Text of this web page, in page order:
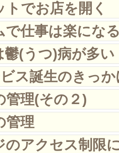
でお店を開く
で仕事は楽にな
鬱(うつ)病が多い
ス誕生のきっか
管理(その２)
管理
のアクセス制限